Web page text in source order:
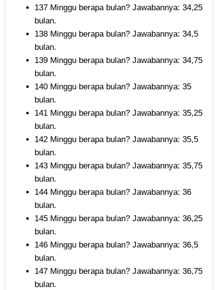
137 Minggu berapa bulan? Jawabannya: 34,25
bulan.
138 Minggu berapa bulan? Jawabannya: 34,5
bulan.
139 Minggu berapa bulan? Jawabannya: 34,75
bulan.
140 Minggu berapa bulan? Jawabannya: 35
bulan.
141 Minggu berapa bulan? Jawabannya: 35,25
bulan.
142 Minggu berapa bulan? Jawabannya: 35,5
bulan.
143 Minggu berapa bulan? Jawabannya: 35,75
bulan.
144 Minggu berapa bulan? Jawabannya: 36
bulan.
145 Minggu berapa bulan? Jawabannya: 36,25
bulan.
146 Minggu berapa bulan? Jawabannya: 36,5
bulan.
147 Minggu berapa bulan? Jawabannya: 36,75
bulan.